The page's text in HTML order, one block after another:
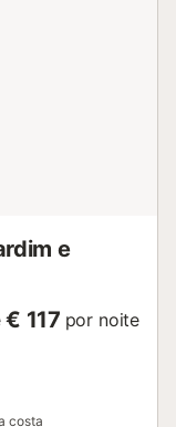
e
€ 117 por noite
costa